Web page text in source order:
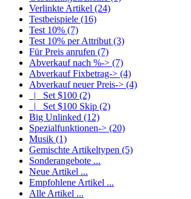
Verlinkte Artikel (24)
Testbeispiele (16)
Test 10% (7)
Test 10% per Attribut (3)
Für Preis anrufen (7)
Abverkauf nach %-> (7)
Abverkauf Fixbetrag-> (4)
Abverkauf neuer Preis-> (4)
|_ Set $100 (2)
|_ Set $100 Skip (2)
Big Unlinked (12)
Spezialfunktionen-> (20)
Musik (1)
Gemischte Artikeltypen (5)
Sonderangebote ...
Neue Artikel ...
Empfohlene Artikel ...
Alle Artikel ...